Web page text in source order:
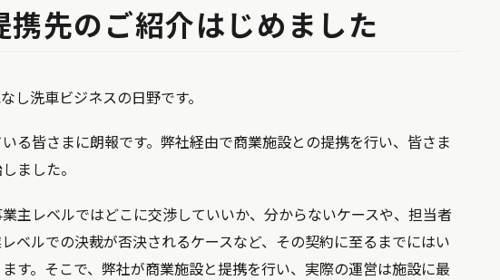
携先のご紹介はじめました
し洗車ビジネスの日野です。
る皆さまに朗報です。弊社経由で商業施設との提携を行い、皆さま
ました。
主レベルではどこに交渉していいか、分からないケースや、担当者
ベルでの決裁が否決されるケースなど、その契約に至るまでにはい
す。そこで、弊社が商業施設と提携を行い、実際の運営は施設に最